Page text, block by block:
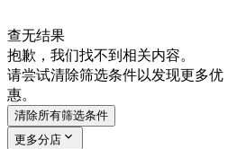
查无结果
抱歉，我们找不到相关内容。
请尝试清除筛选条件以发现更多优
惠。
清除所有筛选条件
更多分店